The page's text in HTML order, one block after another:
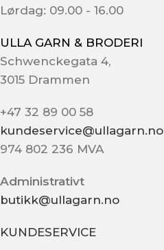
Lørdag: 09.00 - 16.00
ULLA GARN & BRODERI
Schwenckegata 4,
3015 Drammen
+47 32 89 00 58
kundeservice@ullagarn.no
974 802 236 MVA
Administrativt
butikk@ullagarn.no
KUNDESERVICE